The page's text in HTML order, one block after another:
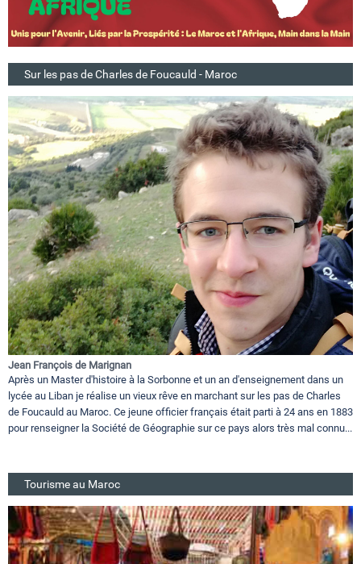
Sur les pas de Charles de Foucauld - Maroc
Jean François de Marignan
Après un Master d'histoire à la Sorbonne et un an d'enseignement dans un
lycée au Liban je réalise un vieux rêve en marchant sur les pas de Charles
de Foucauld au Maroc. Ce jeune officier français était parti à 24 ans en 1883
pour renseigner la Société de Géographie sur ce pays alors très mal connu...
Tourisme au Maroc